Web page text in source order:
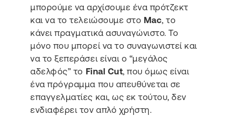
μπορούμε να αρχίσουμε ένα πρότζεκτ
και να το τελειώσουμε στο Mac, το
κάνει πραγματικά ασυναγώνιστο. Το
μόνο που μπορεί να το συναγωνιστεί και
να το ξεπεράσει είναι ο “μεγάλος
αδελφός” το Final Cut, που όμως είναι
ένα πρόγραμμα που απευθύνεται σε
επαγγελματίες και, ως εκ τούτου, δεν
ενδιαφέρει τον απλό χρήστη.